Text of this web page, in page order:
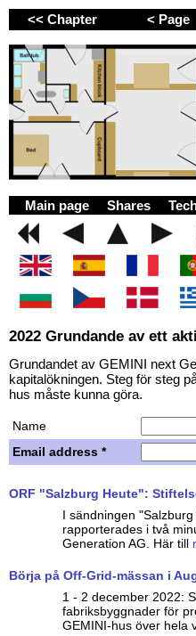
2022 Grundande av ett
Grundandet av GEMINI next
kapitalökningen. Steg för steg
hus måste kunna göra.
Name
Email address *
ORF "Salzburg Heute":
I sändningen
rapporterades i två
Generation AG. Här till
Börja på Off-Grid-mässan i
1 - 2 december 2022:
fabriksbyggnader för
GEMINI-hus över hela
<< Chapter < Page
Main page Shares